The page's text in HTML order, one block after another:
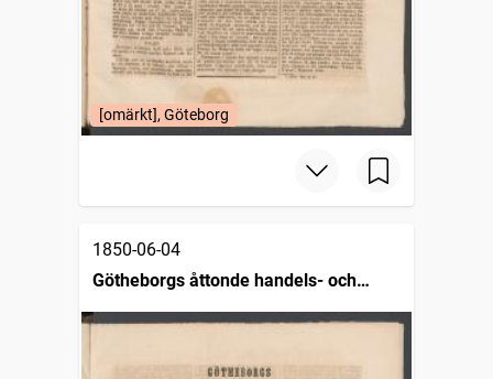
[omärkt], Göteborg
1850-06-04
Götheborgs åttonde handels- och
skeppslista